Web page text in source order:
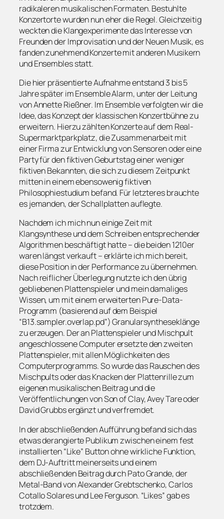
radikaleren musikalischen Formaten. Bestuhlte
Konzertorte wurden nun eher die Regel. Gleichzeitig
weckten die Klangexperimente das Interesse von
Freunden der Improvisation und der Neuen Musik, es
fanden zunehmend Konzerte mit anderen Musikern
und Ensembles statt.
Die hier präsentierte Aufnahme entstand 3 bis 5
Jahre später im Ensemble Alarm, unter der Leitung
von Annette Rießner. Im Ensemble verfolgten wir die
Idee, das Konzept der klassischen Konzertbühne zu
erweitern. Hierzu zählten Konzerte auf dem Real-
Supermarktparkplatz, die Zusammenarbeit mit
einer Firma zur Entwicklung von Sensoren oder eine
Party für den fiktiven Geburtstag einer weniger
fiktiven Bekannten, die sich zu diesem Zeitpunkt
mitten in einem ebensowenig fiktiven
Philosophiestudium befand. Für letzteres brauchte
es jemanden, der Schallplatten auflegte.
Nachdem ich mich nun einige Zeit mit
Klangsynthese und dem Schreiben entsprechender
Algorithmen beschäftigt hatte – die beiden 1210er
waren längst verkauft – erklärte ich mich bereit,
diese Position in der Performance zu übernehmen.
Nach reiflicher Überlegung nutzte ich den übrig
gebliebenen Plattenspieler und mein damaliges
Wissen, um mit einem erweiterten Pure-Data-
Programm (basierend auf dem Beispiel
“B13.sampler.overlap.pd”) Granularsyntheseklänge
zu erzeugen. Der an Plattenspieler und Mischpult
angeschlossene Computer ersetzte den zweiten
Plattenspieler, mit allen Möglichkeiten des
Computerprogramms. So wurde das Rauschen des
Mischpults oder das Knacken der Plattenrille zum
eigenen musikalischen Beitrag und die
Veröffentlichungen von Son of Clay, Avey Tare oder
David Grubbs ergänzt und verfremdet.
In der abschließenden Aufführung befand sich das
etwas derangierte Publikum zwischen einem fest
installierten “Like” Button ohne wirkliche Funktion,
dem DJ-Auftritt meinerseits und einem
abschließenden Beitrag durch Pato Grande, der
Metal-Band von Alexander Grebtschenko, Carlos
Cotallo Solares und Lee Ferguson. “Likes” gab es
trotzdem.